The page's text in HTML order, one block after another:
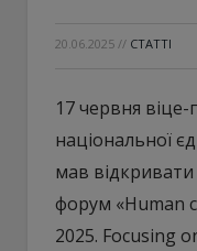
20.06.2025 // СТАТТІ
17 червня віце-
національної
мав відкривати
форум «Human
2025. Focusing